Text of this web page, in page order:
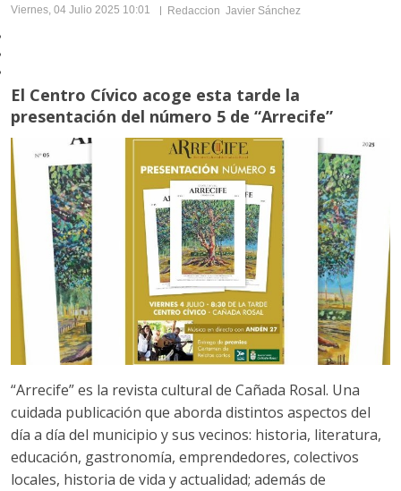
BENAMEJÍ
CABRA
PUENTE GENIL
PUENTE GENIL
AGUILAR DE LA FRONTERA
MONTEMAYOR
MORILES
MONTILLA
MONTILLA
ESPEJO
LA RAMBLA
LA CARLOTA
MONTURQUE
Viernes, 04 Julio 2025 10:01 Redaccion Javier Sánchez
El Centro Cívico acoge esta tarde la
presentación del número 5 de “Arrecife”
“Arrecife” es la revista cultural de Cañada Rosal. Una
cuidada publicación que aborda distintos aspectos del
día a día del municipio y sus vecinos: historia, literatura,
educación, gastronomía, emprendedores, colectivos
locales, historia de vida y actualidad; además de